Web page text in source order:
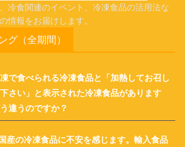
冷食関連のイベント、冷凍食品の活用法な
情報をお届けします。
グ（全期間）
で食べられる冷凍食品と「加熱してお召し
さい」と表示された冷凍食品があります
違うのですか？
の冷凍食品に不安を感じます。輸入食品